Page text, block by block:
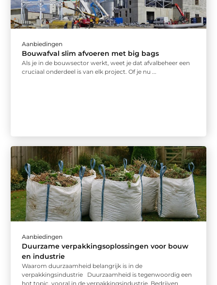
Aanbiedingen
Bouwafval slim afvoeren met big bags
Als je in de bouwsector werkt, weet je dat afvalbeheer een
cruciaal onderdeel is van elk project. Of je nu ...
Aanbiedingen
Duurzame verpakkingsoplossingen voor bouw
en industrie
Waarom duurzaamheid belangrijk is in de
verpakkingsindustrie Duurzaamheid is tegenwoordig een
hot topic, vooral in de verpakkingsindustrie. Bedrijven